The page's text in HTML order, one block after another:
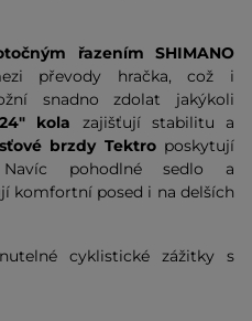
řazením SHIMANO
převody hračka, což i
snadno zdolat jakýkoli
24" kola zajišťují stabilitu a
brzdy Tektroposkytují
pohodlné sedlo a
komfortní posed i na delších
cyklistické zážitky s